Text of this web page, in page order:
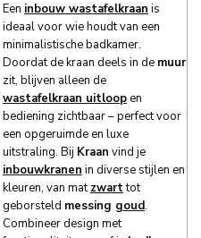
Een inbouw wastafelkraan is
ideaal voor wie houdt van een
minimalistische badkamer.
Doordat de kraan deels in de muur
zit, blijven alleen de
wastafelkraan uitloopen
bediening zichtbaar – perfect voor
een opgeruimde en luxe
uitstraling. Bij Kraan vind je
inbouwkranen in diverse stijlen en
kleuren, van matzwarttot
geborsteld messing goud.
Combineer design met